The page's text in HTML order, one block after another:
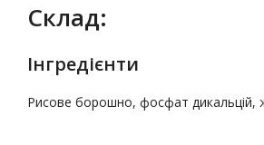
Склад:
Інгредієнти
Рисове борошно, фосфат дикальцій,